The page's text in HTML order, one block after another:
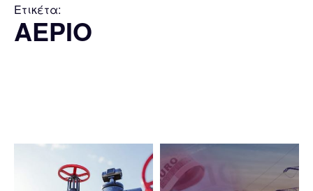
Ετικέτα:
ΑΕΡΙΟ